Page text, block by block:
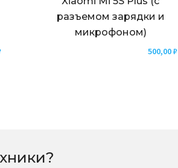
разъемом зарядки и
микрофоном)
500,00₽